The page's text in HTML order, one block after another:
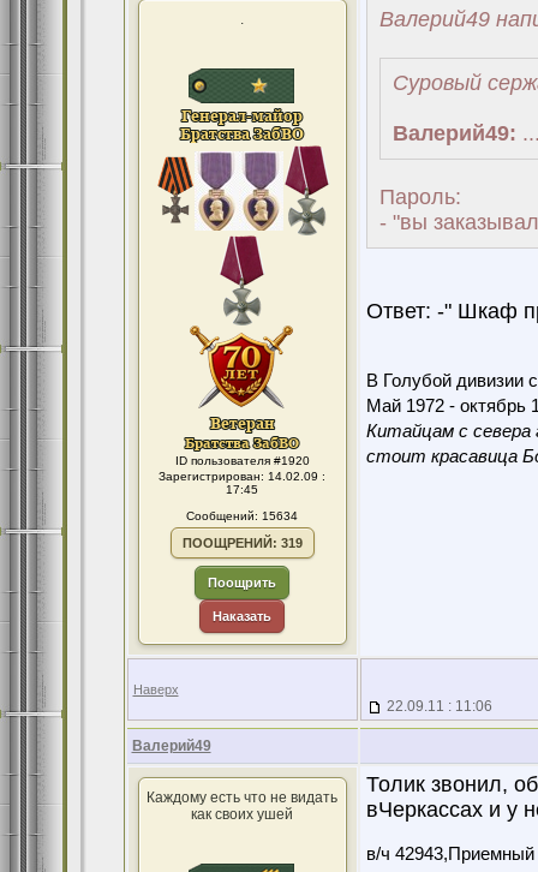
.
ID пользователя #1920
Зарегистрирован: 14.02.09 :
17:45
Сообщений: 15634
ПООЩРЕНИЙ: 319
Поощрить
Наказать
Валерий49
Суровый
Валерий49:
Пароль:
- "вы
Ответ: -" Шкаф
В Голубой дивизии
Май 1972 - октябрь
Китайцам с севера
стоит красавица
Наверх
22.09.11 : 11:06
Валерий49
Каждому есть что не видать
как своих ушей
Толик звонил,
вЧеркассах и у
в/ч